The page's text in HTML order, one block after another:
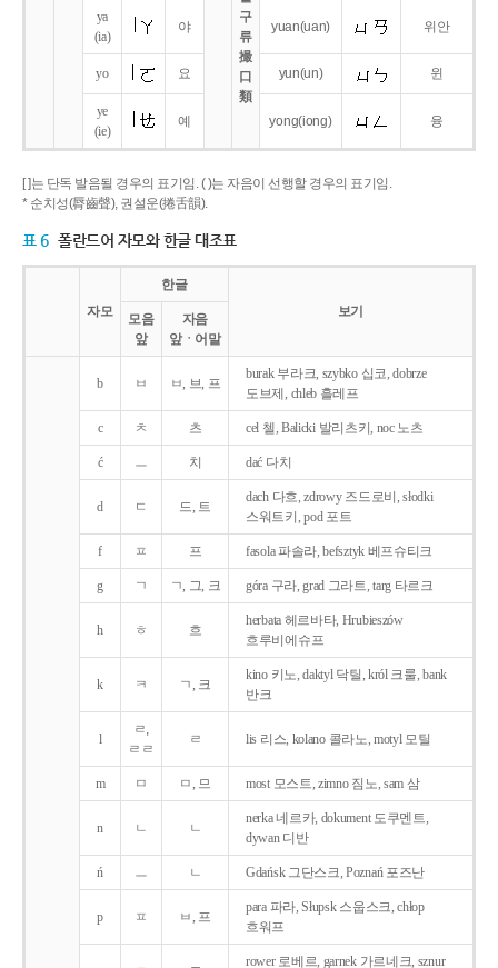
구
류
撮
口
類
ya
(ia)
야 yuan(uan) 위안
yo 요 yun(un) 윈
ye
(ie)
예 yong(iong) 융
[ ]는 단독 발음될 경우의 표기임. ( )는 자음이 선행할 경우의 표기임.
* 순치성(脣齒聲), 권설운(捲舌韻).
표 6 폴란드어 자모와 한글 대조표
자모
한글
보기
모음
앞
자음
앞ㆍ어말
b ㅂ ㅂ, 브, 프
burak 부라크, szybko 십코, dobrze
도브제, chleb 흘레프
c ㅊ 츠 cel 첼, Balicki 발리츠키, noc 노츠
ć ㅡ 치 dać 다치
d ㄷ 드, 트
dach 다흐, zdrowy 즈드로비, słodki
스워트키, pod 포트
f ㅍ 프 fasola 파솔라, befsztyk 베프슈티크
g ㄱ ㄱ, 그, 크 góra 구라, grad 그라트, targ 타르크
h ㅎ 흐
herbata 헤르바타, Hrubieszów
흐루비에슈프
k ㅋ ㄱ, 크
kino 키노, daktyl 닥틸, król 크룰, bank
반크
l
ㄹ,
ㄹㄹ
ㄹ lis 리스, kolano 콜라노, motyl 모틸
m ㅁ ㅁ, 므 most 모스트, zimno 짐노, sam 삼
n ㄴ ㄴ
nerka 네르카, dokument 도쿠멘트,
dywan 디반
ń ㅡ ㄴ Gdańsk 그단스크, Poznań 포즈난
p ㅍ ㅂ, 프
para 파라, Słupsk 스웁스크, chłop
흐워프
rower 로베르, garnek 가르네크, sznur